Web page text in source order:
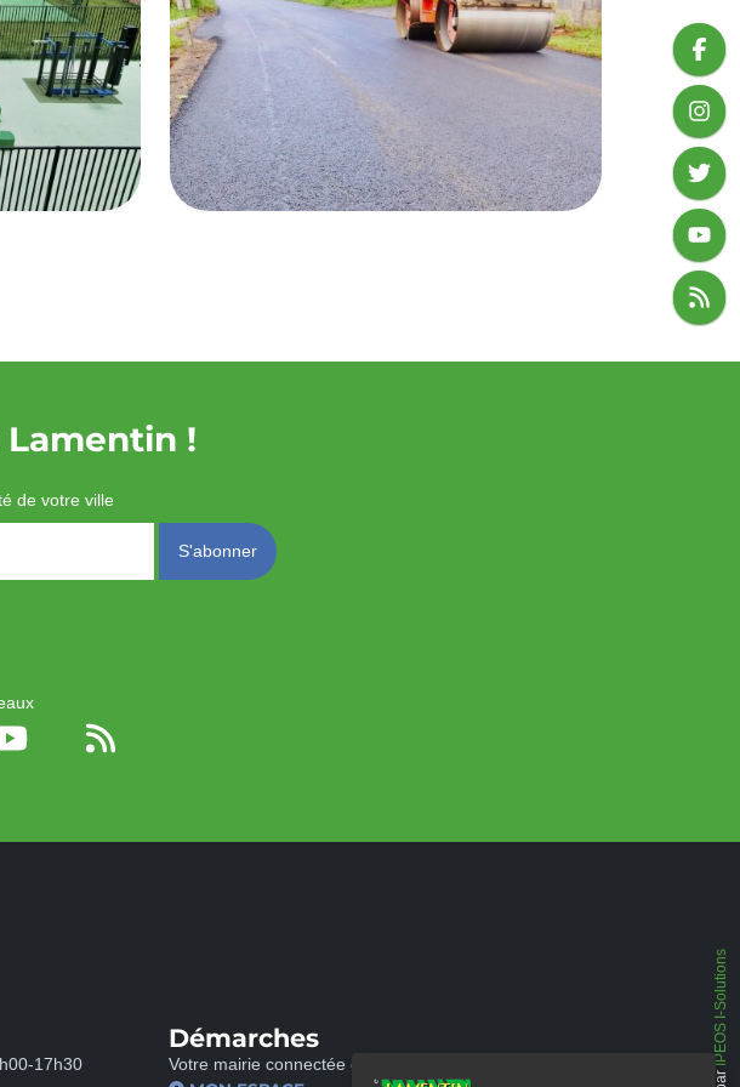
17h30
Démarches
Votre mairie connectée et disponible 24/24
Lamentin !
de votre ville
IPEOS I-Solutions